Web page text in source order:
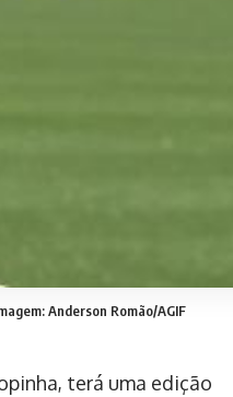
Anderson Romão/AGIF
terá uma edição